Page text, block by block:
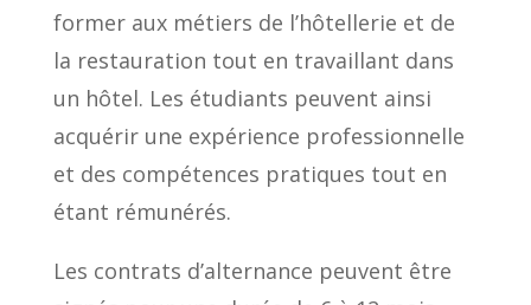
former aux métiers de l’hôtellerie et de
la restauration tout en travaillant dans
un hôtel. Les étudiants peuvent ainsi
acquérir une expérience professionnelle
et des compétences pratiques tout en
étant rémunérés.
Les contrats d’alternance peuvent être